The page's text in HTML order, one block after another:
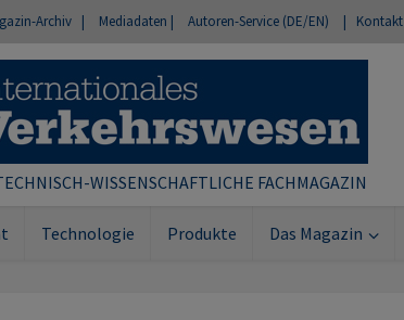
Archiv | Mediadaten | Autoren-Service (DE/EN) | Kontakt
WISSENSCHAFTLICHE FACHMAGAZIN
Technologie Produkte Das Magazin